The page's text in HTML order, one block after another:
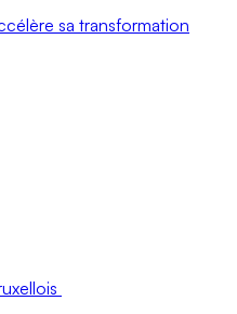
sa transformation